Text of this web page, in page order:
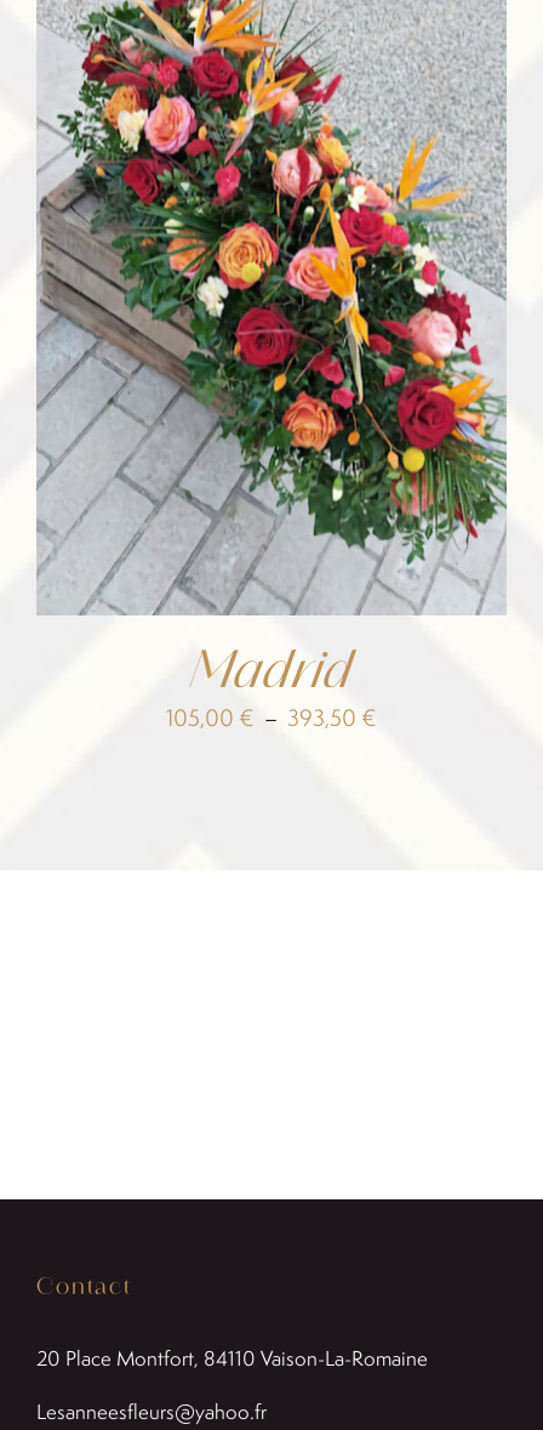
108,50 €
Madrid
105,00 € – 393,50 €
Contact
20 Place Montfort, 84110 Vaison-La-Romaine
Lesanneesfleurs@yahoo.fr